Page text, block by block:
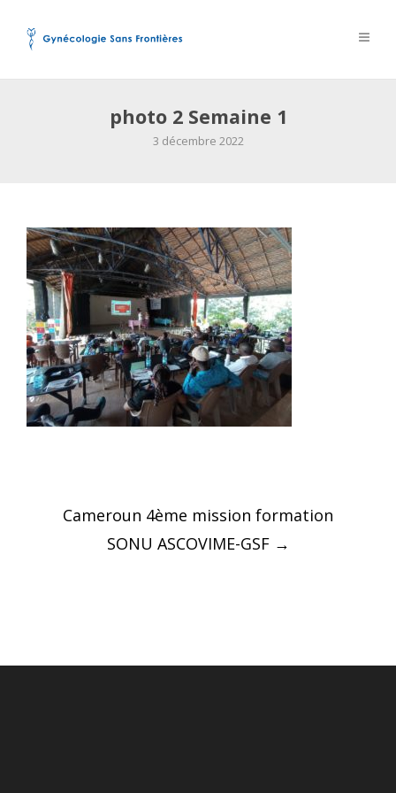
photo 2 Semaine 1
3 décembre 2022
Post
navigation
Cameroun 4ème mission formation
SONU ASCOVIME-GSF →